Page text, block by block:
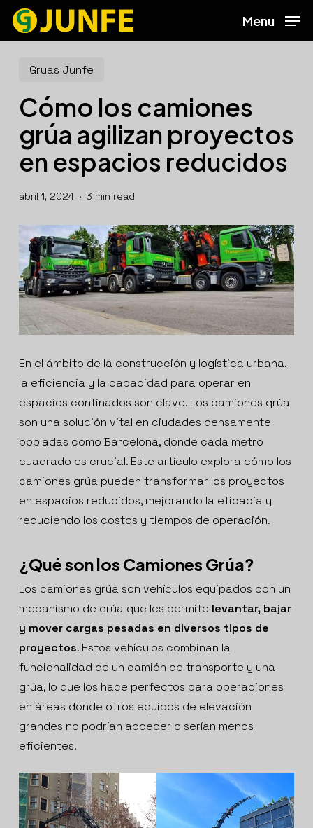
Skip
content
Menu
Gruas Junfe
Cómo los camiones
grúa agilizan proyectos
en espacios reducidos
abril 1, 2024 3 min read
En el ámbito de la construcción y logística urbana,
la eficiencia y la capacidad para operar en
espacios confinados son clave. Los camiones grúa
son una solución vital en ciudades densamente
pobladas como Barcelona, donde cada metro
cuadrado es crucial. Este artículo explora cómo los
camiones grúa pueden transformar los proyectos
en espacios reducidos, mejorando la eficacia y
reduciendo los costos y tiempos de operación.
¿Qué son los Camiones Grúa?
Los camiones grúa son vehículos equipados con un
mecanismo de grúa que les permite levantar, bajar
y mover cargas pesadas en diversos tipos de
proyectos. Estos vehículos combinan la
funcionalidad de un camión de transporte y una
grúa, lo que los hace perfectos para operaciones
en áreas donde otros equipos de elevación
grandes no podrían acceder o serían menos
eficientes.